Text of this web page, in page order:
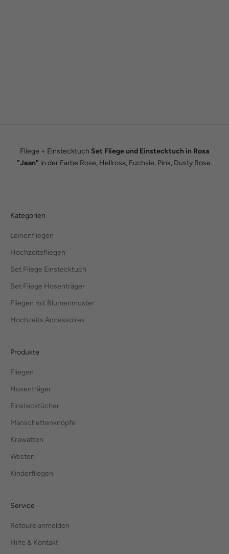
Fliege + Einstecktuch Set Fliege und Einstecktuch in Rosa
"Jean" in der Farbe Rose, Hellrosa, Fuchsie, Pink, Dusty Rose.
Kategorien
Leinenfliegen
Hochzeitsfliegen
Set Fliege Einstecktuch
Set Fliege Hosenträger
Fliegen mit Blumenmuster
Hochzeits Accessoires
Produkte
Fliegen
Hosenträger
Einstecktücher
Manschettenknöpfe
Krawatten
Westen
Kinderfliegen
Service
Retoure anmelden
Hilfe & Kontakt